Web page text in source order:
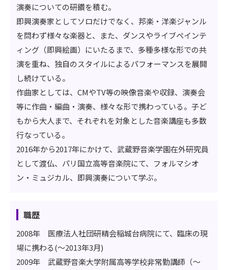
演奏についての研鑽を積む。
即興演奏家としてソロだけでなく、邦楽・洋楽ジャンル
を問わず様々な楽器と、また、ダンスやライブペインテ
ィング（即興絵画）にいたるまで、多種多様な形での共
演を重ね、独自のスタイルによるパフォーマンスを展開
し続けている。
作曲家としては、CMやTV等の映像音楽や収録、演奏会
等に作曲・編曲・演奏、様々な形で携わっている。子ど
もから大人まで、それぞれを対象とした音楽講座も多数
行なっている。
2016年から2017年にかけて、武蔵野音楽学園在外研究員
として渡仏、パリ国立高等音楽院にて、フォルマシオ
ン・ミュジカル、即興演奏について学ぶ。
職歴
2008年 医療法人社団研精会稲城台病院にて、臨床の現
場に携わる(～2013年3月)
2009年 武蔵野音楽大学附属高等学校非常勤講師（～